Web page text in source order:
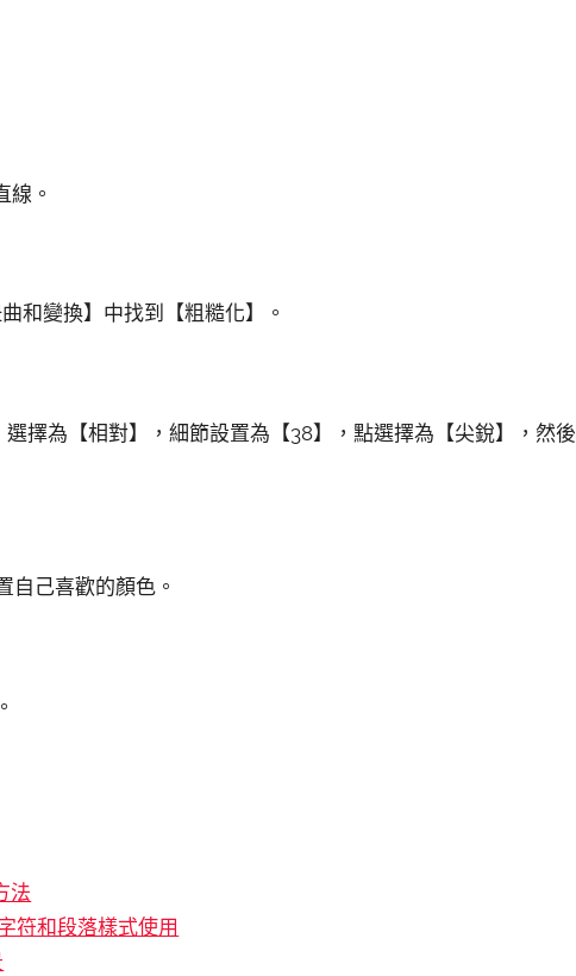
線。
和變換】中找到【粗糙化】。
擇為【相對】，細節設置為【38】，點選擇為【尖銳】，然後
自己喜歡的顏色。
法
符和段落樣式使用